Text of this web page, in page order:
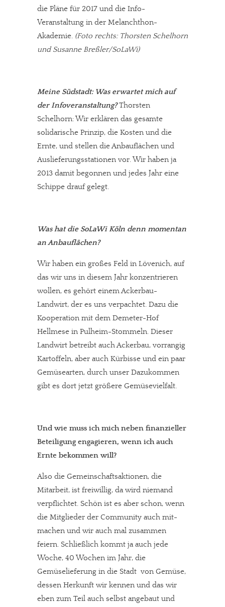
die Pläne für 2017 und die Info-
Veranstaltung in der Melanchthon-
Akademie. (Foto rechts: Thorsten Schelhorn
und Susanne Breßler/SoLaWi)
Meine Südstadt: Was erwartet mich auf
der Infoveranstaltung?Thorsten
Schelhorn: Wir erklären das gesamte
solidarische Prinzip, die Kosten und die
Ernte, und stellen die Anbauflächen und
Auslieferungsstationen vor. Wir haben ja
2013 damit begonnen und jedes Jahr eine
Schippe drauf gelegt.
Was hat die SoLaWi Köln denn momentan
an Anbauflächen?
Wir haben ein großes Feld in Lövenich, auf
das wir uns in diesem Jahr konzentrieren
wollen, es gehört einem Ackerbau-
Landwirt, der es uns verpachtet. Dazu die
Kooperation mit dem Demeter-Hof
Hellmese in Pulheim-Stommeln. Dieser
Landwirt betreibt auch Ackerbau, vorrangig
Kartoffeln, aber auch Kürbisse und ein paar
Gemüsearten, durch unser Dazukommen
gibt es dort jetzt größere Gemüsevielfalt.
Und wie muss ich mich neben finanzieller
Beteiligung engagieren, wenn ich auch
Ernte bekommen will?
Also die Gemeinschaftsaktionen, die
Mitarbeit, ist freiwillig, da wird niemand
verpflichtet. Schön ist es aber schon, wenn
die Mitglieder der Community auch mit-
machen und wir auch mal zusammen
feiern. Schließlich kommt ja auch jede
Woche, 40 Wochen im Jahr, die
Gemüselieferung in die Stadt  von Gemüse,
dessen Herkunft wir kennen und das wir
eben zum Teil auch selbst angebaut und